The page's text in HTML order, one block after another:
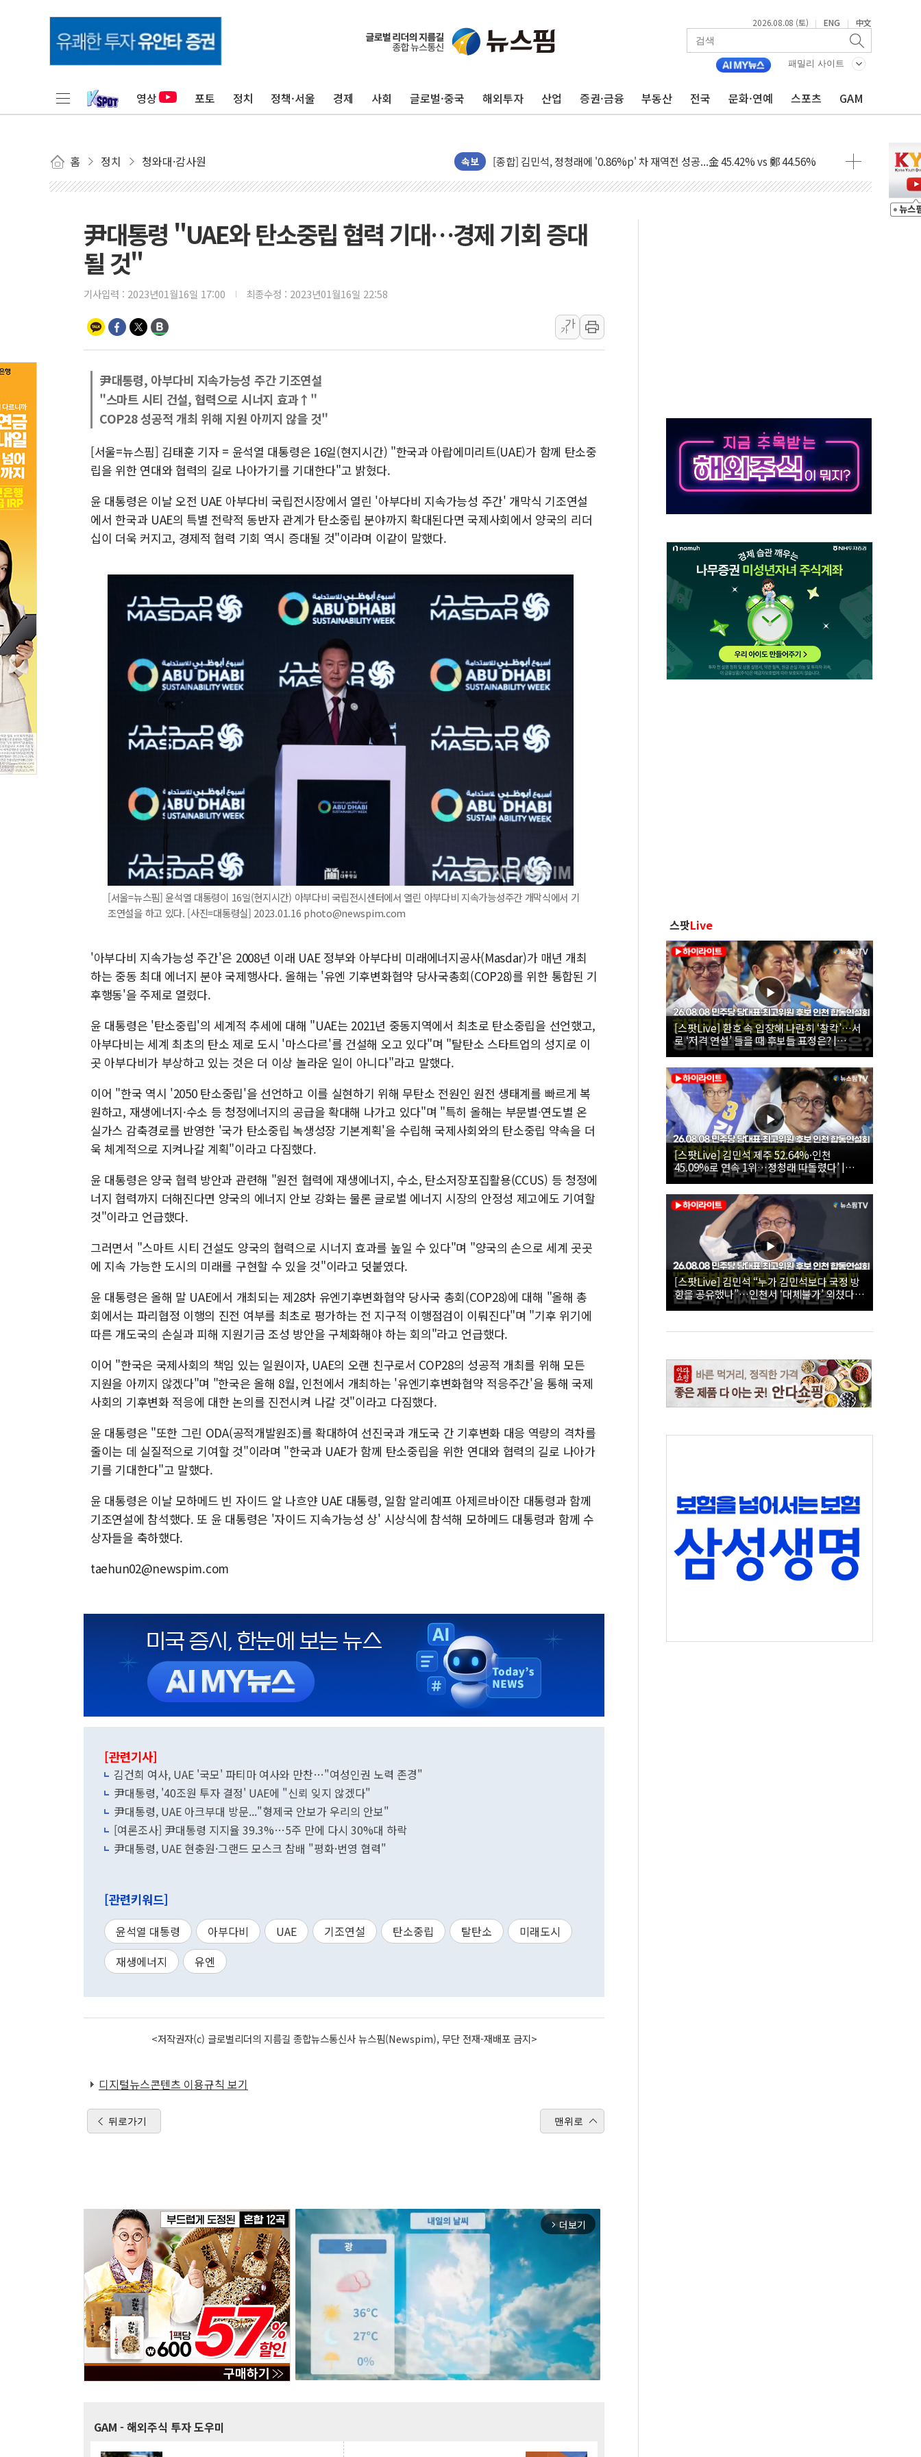
2026.08.08 (토) | ENG | 中文
패밀리 사이트
영상 포토 정치 정책·서울 경제 사회 글로벌·중국 해외투자 산업 증권·금융 부동산 전국 문화·연예 스포츠 GAM
홈 정치 청와대·감사원 속보
포항시 재난예산 40억 긴급 투입…고수온 양식장 복구·지원 '총력'
[종합] 김민석, 정청래에 '0.86%p' 차 재역전 성공...金 45.42% vs 鄭 44.56%
인천 합동연설회 나선 송영길·정청래·김민석 당대표 후보
인사하는 김민석 당대표 후보
[속보] 민주, 제주·인천 경선 결과 발표...김민석 47.75% 정청래 42.08%
美, 이란전 출구전략 만지작…공습 한계·탄약 부족 현실화
강릉·동해·삼척 시간당 최대 50㎜ 폭우…강원 동해안 강한 비 이어져
추미애, '위안부' 피해자 기림의 날 참석..."국제적 시민 연대로 목소리 내야"
인천 선재도 갯벌서 해루질 중 실종 60대 나흘만에 숨진 채 발견
인천서 말다툼 중 어머니 흉기 살해 10대 아들 체포
'화합' 꺼낸 김민석에 '뻔뻔' 받아친 정청래…제주 연설서 신경전 고조
尹대통령 "UAE와 탄소중립 협력 기대…경제 기회 증대
될 것"
기사입력 : 2023년01월16일 17:00 최종수정 : 2023년01월16일 22:58
가
가
尹대통령, 아부다비 지속가능성 주간 기조연설
"스마트 시티 건설, 협력으로 시너지 효과↑"
COP28 성공적 개최 위해 지원 아끼지 않을 것"
[서울=뉴스핌] 김태훈 기자 = 윤석열 대통령은 16일(현지시간) "한국과 아랍에미리트(UAE)가 함께 탄소중
립을 위한 연대와 협력의 길로 나아가기를 기대한다"고 밝혔다.
윤 대통령은 이날 오전 UAE 아부다비 국립전시장에서 열린 '아부다비 지속가능성 주간' 개막식 기조연설
에서 한국과 UAE의 특별 전략적 동반자 관계가 탄소중립 분야까지 확대된다면 국제사회에서 양국의 리더
십이 더욱 커지고, 경제적 협력 기회 역시 증대될 것"이라며 이같이 말했다.
[서울=뉴스핌] 윤석열 대통령이 16일(현지시간) 아부다비 국립전시센터에서 열린 아부다비 지속가능성주간 개막식에서 기
조연설을 하고 있다. [사진=대통령실] 2023.01.16 photo@newspim.com
'아부다비 지속가능성 주간'은 2008년 이래 UAE 정부와 아부다비 미래에너지공사(Masdar)가 매년 개최
하는 중동 최대 에너지 분야 국제행사다. 올해는 '유엔 기후변화협약 당사국총회(COP28)를 위한 통합된 기
후행동'을 주제로 열렸다.
윤 대통령은 '탄소중립'의 세계적 추세에 대해 "UAE는 2021년 중동지역에서 최초로 탄소중립을 선언했고,
아부다비는 세계 최초의 탄소 제로 도시 '마스다르'를 건설해 오고 있다"며 "탈탄소 스타트업의 성지로 이
곳 아부다비가 부상하고 있는 것은 더 이상 놀라운 일이 아니다"라고 말했다.
이어 "한국 역시 '2050 탄소중립'을 선언하고 이를 실현하기 위해 무탄소 전원인 원전 생태계를 빠르게 복
원하고, 재생에너지·수소 등 청정에너지의 공급을 확대해 나가고 있다"며 "특히 올해는 부문별·연도별 온
실가스 감축경로를 반영한 '국가 탄소중립 녹생성장 기본계획'을 수립해 국제사회와의 탄소중립 약속을 더
욱 체계적으로 지켜나갈 계획"이라고 다짐했다.
윤 대통령은 양국 협력 방안과 관련해 "원전 협력에 재생에너지, 수소, 탄소저장포집활용(CCUS) 등 청정에
너지 협력까지 더해진다면 양국의 에너지 안보 강화는 물론 글로벌 에너지 시장의 안정성 제고에도 기여할
것"이라고 언급했다.
그러면서 "스마트 시티 건설도 양국의 협력으로 시너지 효과를 높일 수 있다"며 "양국의 손으로 세계 곳곳
에 지속 가능한 도시의 미래를 구현할 수 있을 것"이라고 덧붙였다.
윤 대통령은 올해 말 UAE에서 개최되는 제28차 유엔기후변화협약 당사국 총회(COP28)에 대해 "올해 총
회에서는 파리협정 이행의 진전 여부를 최초로 평가하는 전 지구적 이행점검이 이뤄진다"며 "기후 위기에
따른 개도국의 손실과 피해 지원기금 조성 방안을 구체화해야 하는 회의"라고 언급했다.
이어 "한국은 국제사회의 책임 있는 일원이자, UAE의 오랜 친구로서 COP28의 성공적 개최를 위해 모든
지원을 아끼지 않겠다"며 "한국은 올해 8월, 인천에서 개최하는 '유엔기후변화협약 적응주간'을 통해 국제
사회의 기후변화 적응에 대한 논의를 진전시켜 나갈 것"이라고 다짐했다.
윤 대통령은 "또한 그린 ODA(공적개발원조)를 확대하여 선진국과 개도국 간 기후변화 대응 역량의 격차를
줄이는 데 실질적으로 기여할 것"이라며 "한국과 UAE가 함께 탄소중립을 위한 연대와 협력의 길로 나아가
기를 기대한다"고 말했다.
윤 대통령은 이날 모하메드 빈 자이드 알 나흐얀 UAE 대통령, 일함 알리예프 아제르바이잔 대통령과 함께
기조연설에 참석했다. 또 윤 대통령은 '자이드 지속가능성 상' 시상식에 참석해 모하메드 대통령과 함께 수
상자들을 축하했다.
taehun02@newspim.com
[관련기사]
김건희 여사, UAE '국모' 파티마 여사와 만찬…"여성인권 노력 존경"
尹대통령, '40조원 투자 결정' UAE에 "신뢰 잊지 않겠다"
尹대통령, UAE 아크부대 방문..."형제국 안보가 우리의 안보"
[여론조사] 尹대통령 지지율 39.3%…5주 만에 다시 30%대 하락
尹대통령, UAE 현충원·그랜드 모스크 참배 "평화·번영 협력"
[관련키워드]
윤석열 대통령 아부다비 UAE 기조연설 탄소중립 탈탄소
미래도시
재생에너지
유엔
<저작권자(c) 글로벌리더의 지름길 종합뉴스통신사 뉴스핌(Newspim), 무단 전재-재배포 금지>
디지털뉴스콘텐츠 이용규칙 보기
뒤로가기 맨위로
arrow_forward_ios 더보기
GAM - 해외주식 투자 도우미
스팟Live
[스팟Live] 환호 속 입장해 나란히 ‘찰칵’…서
로 ‘저격 연설’ 들을 때 후보들 표정은? |
26.08.08 더불어민주당 당대표·최고위원 후
보 인천 합동연설회
[스팟Live] 김민석 제주 52.64%·인천
45.09%로 연속 1위…정청래 따돌렸다’ |
26.08.08 더불어민주당 당대표·최고위원 후
보 인천 합동연설회
[스팟Live] 김민석 “누가 김민석보다 국정 방
향을 공유했나”…인천서 ‘대체불가’ 외쳤다 |
26.08.08 더불어민주당 당대표·최고위원 후